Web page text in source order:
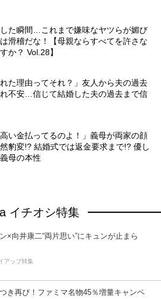
た瞬間…これまで嫌味なヤツらが媚び
滑稽だな！【母親ならすべてを許さな
か？ Vol.28】
れた理由ってそれ？」友人から夫の過去
不安…信じて結婚した夫の過去まで信
高い金払ってるのよ！」義母が両家の顔
豹変!? 結婚式では返金要求まで!? 優し
母の本性
イチオシ特集
×向井康二“両片思い”にキュンが止まら
アップ特集
き再び！ファミマ名物45％増量キャンペ